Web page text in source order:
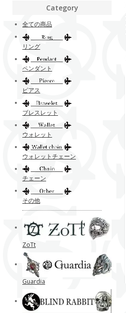
Category
全ての商品
リング
ペンダント
ピアス
ブレスレット
ウォレット
ウォレットチェーン
チェーン
その他
ZoTt
Guardia